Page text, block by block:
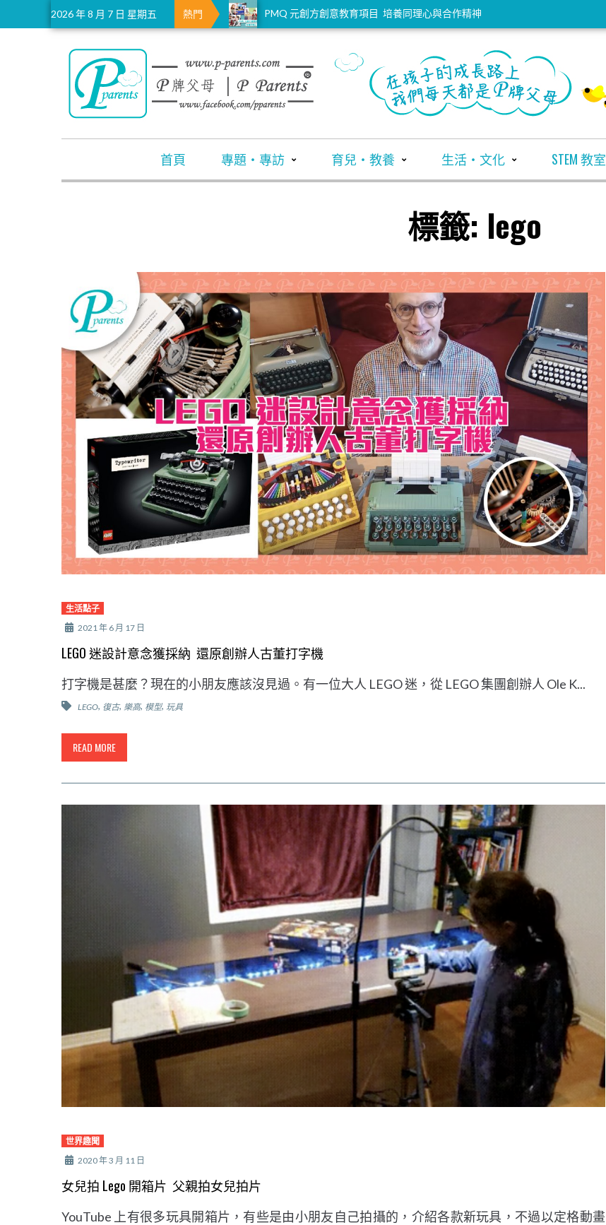
2026 年 8 月 7 日 星期五 熱門 耀中幼教學院獲和富社企支持 推幼稚園英語教學支援計劃
蜘蛛仔實現承諾 讓捨身護妹被犬咬傷男童參觀片場
馬會聖誕掛飾義賣 與大館愛心樹同步閃耀
首頁 專題・專訪 育兒・教養 生活・文化 STEM 教室
標籤: lego
生活點子
2021 年 6 月 17 日
LEGO 迷設計意念獲採納 還原創辦人古董打字機
打字機是甚麼？現在的小朋友應該沒見過。有一位大人 LEGO 迷，從 LEGO 集團創辦人 Ole K...
LEGO, 復古, 樂高, 模型, 玩具
READ MORE
世界趣聞
2020 年 3 月 11 日
女兒拍 Lego 開箱片 父親拍女兒拍片
YouTube 上有很多玩具開箱片，有些是由小朋友自己拍攝的，介紹各款新玩具，不過以定格動畫